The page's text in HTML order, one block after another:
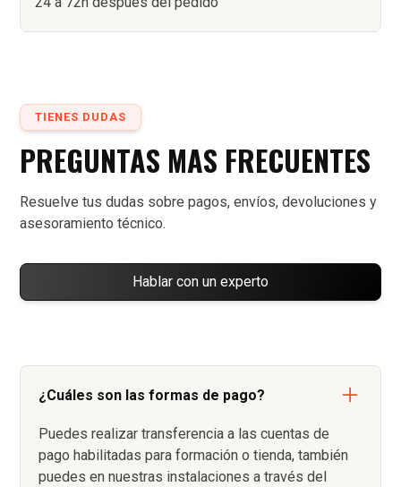
TIENES DUDAS
PREGUNTAS MAS FRECUENTES
Resuelve tus dudas sobre pagos, envíos, devoluciones y
asesoramiento técnico.
Hablar con un experto
¿Cuáles son las formas de pago?
Puedes realizar transferencia a las cuentas de
pago habilitadas para formación o tienda, también
puedes en nuestras instalaciones a través del